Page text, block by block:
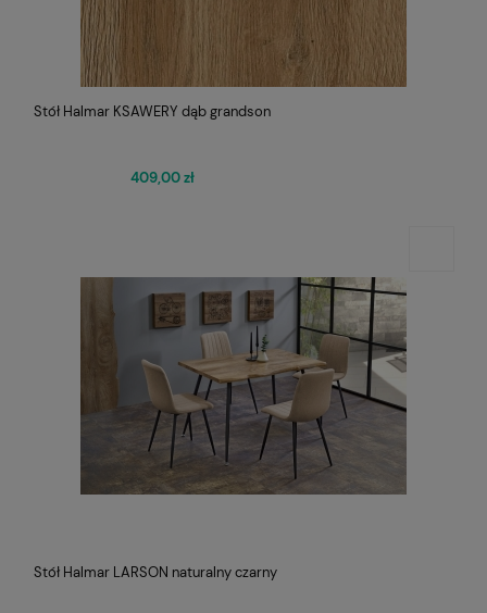
Stół Halmar KSAWERY dąb grandson
409,00 zł
Stół Halmar LARSON naturalny czarny